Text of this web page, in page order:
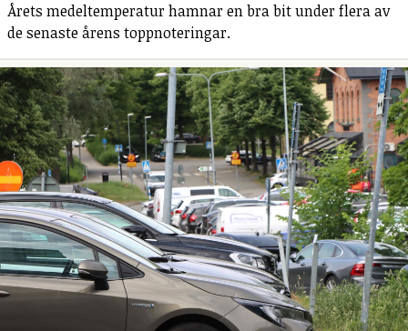
Årets medeltemperatur hamnar en bra bit under flera av
de senaste årens toppnoteringar.